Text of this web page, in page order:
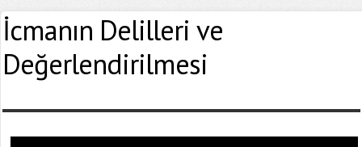
İcmanın Delilleri ve
Değerlendirilmesi
Yaşadığınız Hatanın Ayrıntıları